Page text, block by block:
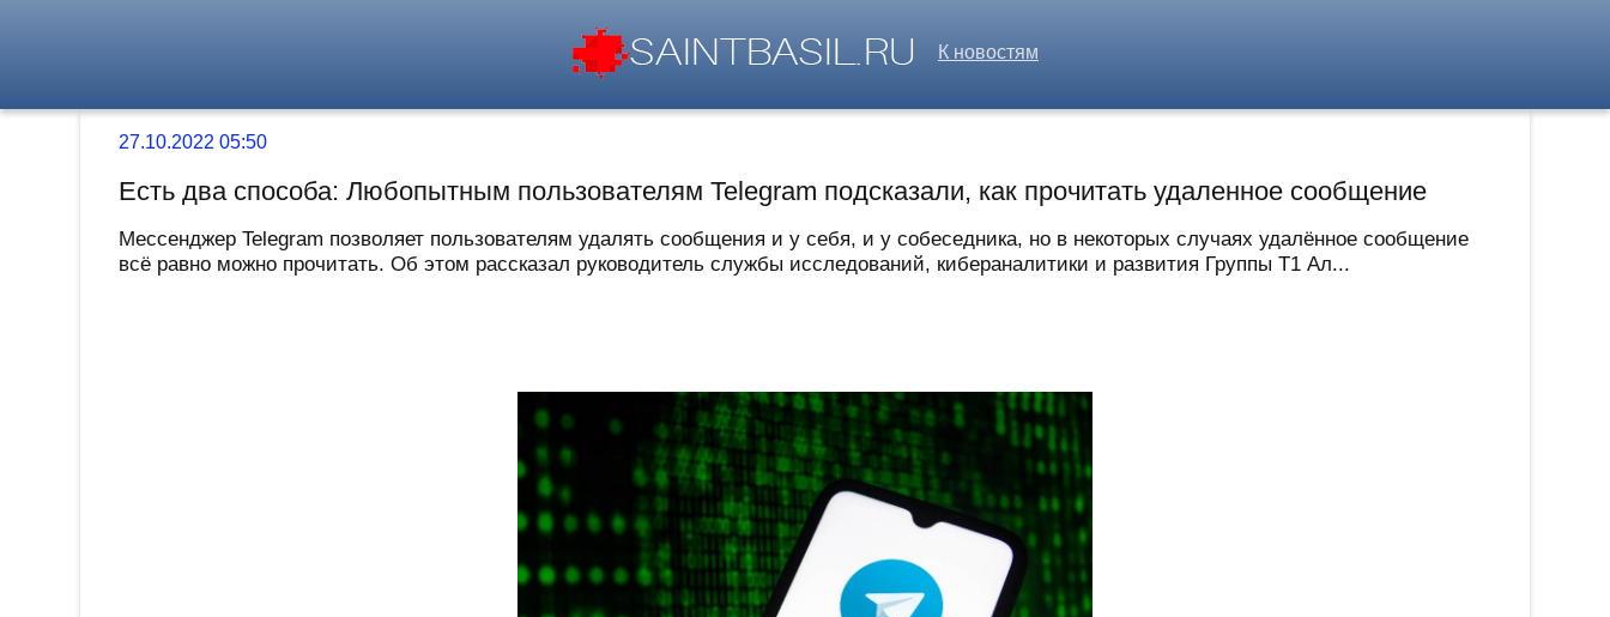
К новостям
27.10.2022 05:50
Есть два способа: Любопытным пользователям Telegram подсказали, как прочитать удаленное сообщение
Мессенджер Telegram позволяет пользователям удалять сообщения и у себя, и у собеседника, но в некоторых случаях удалённое сообщение
всё равно можно прочитать. Об этом рассказал руководитель службы исследований, кибераналитики и развития Группы Т1 Ал...